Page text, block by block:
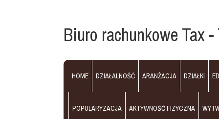
Biuro rachunkowe Tax
HOME DZIAŁALNOŚĆ ARANŻACJA DZIAŁKI
POPULARYZACJA AKTYWNOŚĆ FIZYCZNA